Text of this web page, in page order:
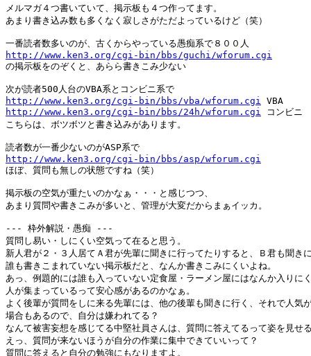
メルマガ４つ書いていて、掲示板も４つ作ってます。
あまり書き込み数も多くなく寂しさがただよっているけど（笑）
http://www.ken3.org/cgi-bin/bbs/guchi/wforum.cgi
の掲示板をのぞくと、あらら書きこみ少ない
http://www.ken3.org/cgi-bin/bbs/vba/wforum.cgi
http://www.ken3.org/cgi-bin/bbs/24h/wforum.cgi コンビニ
こちらは、ボツボツと書き込みがあります。
http://www.ken3.org/cgi-bin/bbs/asp/wforum.cgi
ほぼ、質問も無しの状態ですね（笑）
掲示板の空気が重たいのかなぁ・・・と感じつつ、
あまり質問や書きこみが多いと、管理が大変だからまぁイッカ。
--- 枠外解説・愚痴 ---
質問し易い・しにくい空気って在ると思う。
新人君が２・３人居てＡ君が先輩に聞きに行ってたりすると、Ｂ君も聞き
誰も書きこまれていない掲示板だと、なんか書きこみにくいよね。
あっ、例題的には誰も入っていない定食屋・ラーメン屋にはなんか入りに
人が集まっているって安心感があるのかなぁ。
よく後輩が質問をしに来る先輩には、他の後輩も聞きに行く、それで人気
場合もあるので、自分は嫌われてる？
なんて被害妄想を感じてる中堅社員さんは、質問に答えてるって姿を見せ
えっ、質問が来ないほうが自分の作業に集中できていいって？
質問に答えると自分の勉強にもなりますよ。